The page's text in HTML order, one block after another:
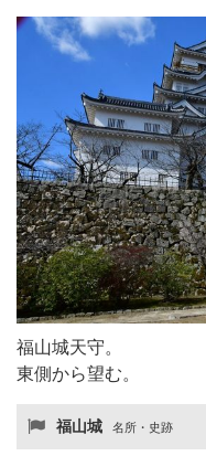
福山城天守。
東側から望む。
福山城 名所・史跡